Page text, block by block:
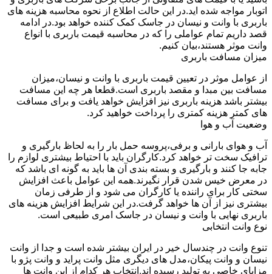
اتوبار مواجه شده اید.در این حالت اطلاع از نحوه محاسبه هزینه های
باربری با وانت و نیسان در جاسک کمک کننده خواهد بود.در ادامه
قصد داریم تمام عواملی را که در محاسبه قیمت باربری با انواع
وانت موثر هستند،بیان کنیم.
میزان مسافت باربری
از عوامل موثر در تعیین قیمت باربری با وانت و نیسان،میزان
مسافت بین مبدا و مقصد باربری است.قطعا هر چه این مسافت
بیشتر باشد هزینه باربری نیز افزایش خواهد یافت و برای مسافت
های کمتر هزینه کمتری را پرداخت خواهید کرد.
وضعیت آب و هوا
آب و هوای بارانی و برفی،پروسه حمل بار را به لحاظ بارگیری و
ترافیک سخت تر خواهد کرد.کارگران باید با احتیاط بیشتری لوازم را
جابه جا کنند و بارگیری و بسته بندی آن ها باید به گونه ای باشد که
در معرض خیس شدن قرار نگیرند.همه این عوامل باعث افزایش
سختی کار برای راننده یا کارگران می شود و از طرفی زمان
بیشتری نیز از آن ها خواهد گرفت.در این شرایط افزایش هزینه های
باربری نهایی با وانت و نیسان در جاسک امری طبیعی است.
نوع وانت انتخابی
تنوع وانت در چندسال خیر در ایران بیشتر شده است و جدا از وانت
نیسان و وانت پیکان،مدل های دیگری مثل وانت پراید و وانت پژو با
مزایای خاصی به تولید رسیده اند.انتخاب هر کدام از این وانت ها